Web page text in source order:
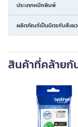
ประเภทหมึกพิมพ์
ผลิตภัณฑ์เป็นมิตรกับสิ่งแ
สินค้าที่คล้ายกั